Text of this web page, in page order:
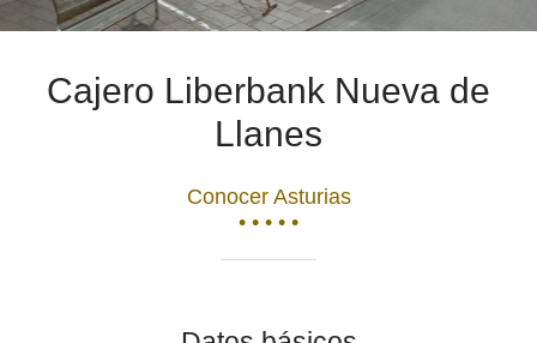
Cajero Liberbank Nueva de
Llanes
Conocer Asturias
• • • • •